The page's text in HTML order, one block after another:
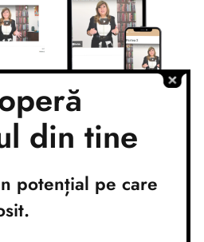
din tine
potențial pe care